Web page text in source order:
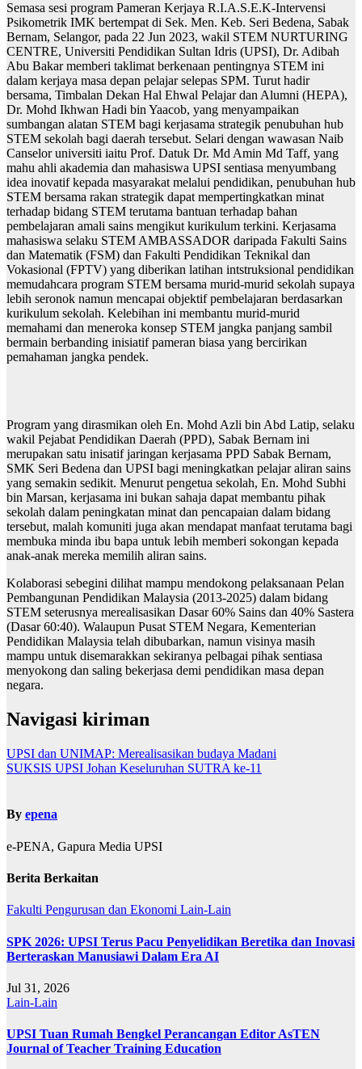
Semasa sesi program Pameran Kerjaya R.I.A.S.E.K-Intervensi
Psikometrik IMK bertempat di Sek. Men. Keb. Seri Bedena, Sabak
Bernam, Selangor, pada 22 Jun 2023, wakil STEM NURTURING
CENTRE, Universiti Pendidikan Sultan Idris (UPSI), Dr. Adibah
Abu Bakar memberi taklimat berkenaan pentingnya STEM ini
dalam kerjaya masa depan pelajar selepas SPM. Turut hadir
bersama, Timbalan Dekan Hal Ehwal Pelajar dan Alumni (HEPA),
Dr. Mohd Ikhwan Hadi bin Yaacob, yang menyampaikan
sumbangan alatan STEM bagi kerjasama strategik penubuhan hub
STEM sekolah bagi daerah tersebut. Selari dengan wawasan Naib
Canselor universiti iaitu Prof. Datuk Dr. Md Amin Md Taff, yang
mahu ahli akademia dan mahasiswa UPSI sentiasa menyumbang
idea inovatif kepada masyarakat melalui pendidikan, penubuhan hub
STEM bersama rakan strategik dapat mempertingkatkan minat
terhadap bidang STEM terutama bantuan terhadap bahan
pembelajaran amali sains mengikut kurikulum terkini. Kerjasama
mahasiswa selaku STEM AMBASSADOR daripada Fakulti Sains
dan Matematik (FSM) dan Fakulti Pendidikan Teknikal dan
Vokasional (FPTV) yang diberikan latihan intstruksional pendidikan
memudahcara program STEM bersama murid-murid sekolah supaya
lebih seronok namun mencapai objektif pembelajaran berdasarkan
kurikulum sekolah. Kelebihan ini membantu murid-murid
memahami dan meneroka konsep STEM jangka panjang sambil
bermain berbanding inisiatif pameran biasa yang bercirikan
pemahaman jangka pendek.
Program yang dirasmikan oleh En. Mohd Azli bin Abd Latip, selaku
wakil Pejabat Pendidikan Daerah (PPD), Sabak Bernam ini
merupakan satu inisatif jaringan kerjasama PPD Sabak Bernam,
SMK Seri Bedena dan UPSI bagi meningkatkan pelajar aliran sains
yang semakin sedikit. Menurut pengetua sekolah, En. Mohd Subhi
bin Marsan, kerjasama ini bukan sahaja dapat membantu pihak
sekolah dalam peningkatan minat dan pencapaian dalam bidang
tersebut, malah komuniti juga akan mendapat manfaat terutama bagi
membuka minda ibu bapa untuk lebih memberi sokongan kepada
anak-anak mereka memilih aliran sains.
Kolaborasi sebegini dilihat mampu mendokong pelaksanaan Pelan
Pembangunan Pendidikan Malaysia (2013-2025) dalam bidang
STEM seterusnya merealisasikan Dasar 60% Sains dan 40% Sastera
(Dasar 60:40). Walaupun Pusat STEM Negara, Kementerian
Pendidikan Malaysia telah dibubarkan, namun visinya masih
mampu untuk disemarakkan sekiranya pelbagai pihak sentiasa
menyokong dan saling bekerjasa demi pendidikan masa depan
negara.
Navigasi kiriman
UPSI dan UNIMAP: Merealisasikan budaya Madani
SUKSIS UPSI Johan Keseluruhan SUTRA ke-11
By epena
e-PENA, Gapura Media UPSI
Berita Berkaitan
Fakulti Pengurusan dan Ekonomi Lain-Lain
SPK 2026: UPSI Terus Pacu Penyelidikan Beretika dan Inovasi
Berteraskan Manusiawi Dalam Era AI
Jul 31, 2026
Lain-Lain
UPSI Tuan Rumah Bengkel Perancangan Editor AsTEN
Journal of Teacher Training Education